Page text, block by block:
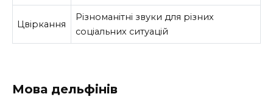
Цвіркання
Різноманітні звуки для різних
соціальних ситуацій
Мова дельфінів